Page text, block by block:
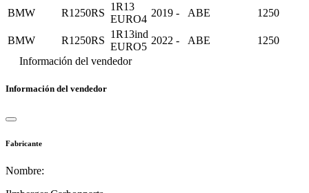
BMW R1250RS
1R13
EURO4
2019 - ABE 1250
BMW R1250RS
1R13ind
EURO5
2022 - ABE
1250
Información del vendedor
Información del vendedor
Fabricante
Nombre: